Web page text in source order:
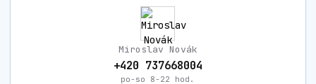
Miroslav Novák
+420 737668004
po-so 8-22 hod.